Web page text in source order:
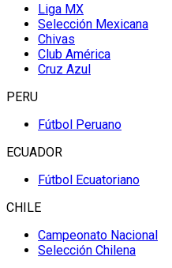
Liga MX
Selección Mexicana
Chivas
Club América
Cruz Azul
PERU
Fútbol Peruano
ECUADOR
Fútbol Ecuatoriano
CHILE
Campeonato Nacional
Selección Chilena